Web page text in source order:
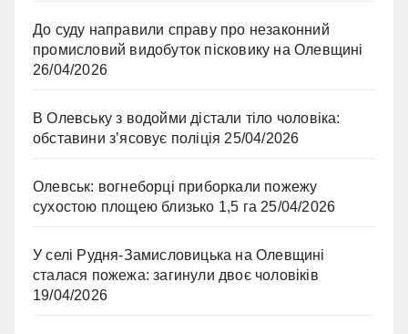
До суду направили справу про незаконний
промисловий видобуток пісковику на Олевщині
26/04/2026
В Олевську з водойми дістали тіло чоловіка:
обставини з’ясовує поліція 25/04/2026
Олевськ: вогнеборці приборкали пожежу
сухостою площею близько 1,5 га 25/04/2026
У селі Рудня-Замисловицька на Олевщині
сталася пожежа: загинули двоє чоловіків
19/04/2026